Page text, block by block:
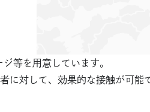
等を用意しています。
に対して、効果的な接触が可能